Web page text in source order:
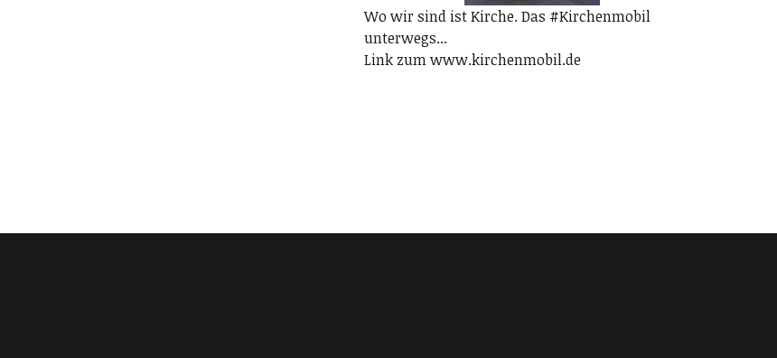
Wo wir sind ist Kirche. Das #Kirchenmobil
unterwegs...
Link zum www.kirchenmobil.de